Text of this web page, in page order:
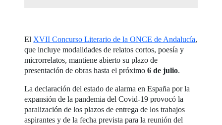
ElXVII Concurso Literario de la ONCE de Andalucía,
que incluye modalidades de relatos cortos, poesía y
microrrelatos, mantiene abierto su plazo de
presentación de obras hasta el próximo6 de julio.
La declaración del estado de alarma en España por la
expansión de la pandemia del Covid-19 provocó la
paralización de los plazos de entrega de los trabajos
aspirantes y de la fecha prevista para la reunión del